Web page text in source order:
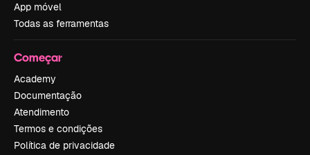
App móvel
Todas as ferramentas
Começar
Academy
Documentação
Atendimento
Termos e condições
Política de privacidade